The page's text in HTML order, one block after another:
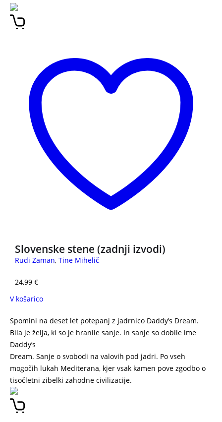
Slovenske stene (zadnji izvodi)
Rudi Zaman, Tine Mihelič
24,99 €
V košarico
Spomini na deset let potepanj z jadrnico Daddy’s Dream.
Bila je želja, ki so je hranile sanje. In sanje so dobile ime
Daddy’s
Dream. Sanje o svobodi na valovih pod jadri. Po vseh
mogočih lukah Mediterana, kjer vsak kamen pove zgodbo o
tisočletni zibelki zahodne civilizacije.